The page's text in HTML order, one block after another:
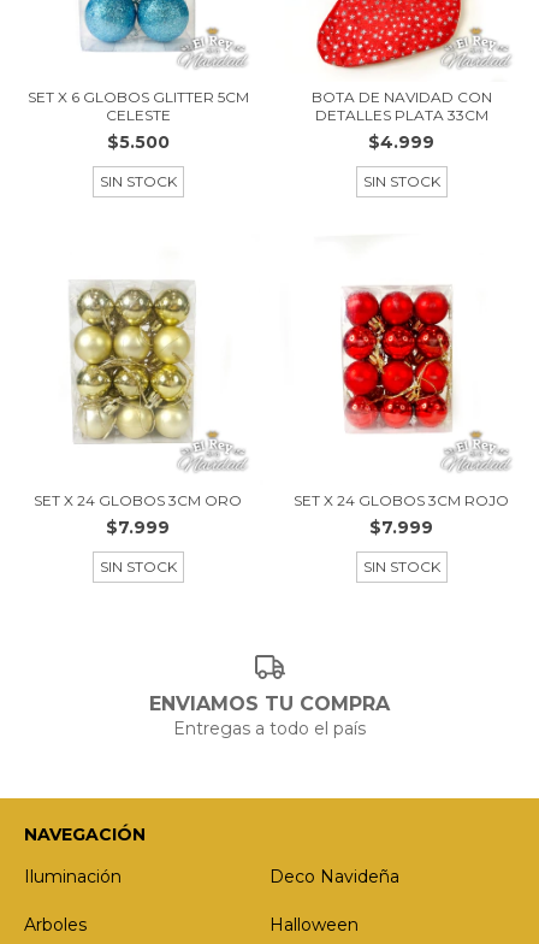
SET X 6 GLOBOS GLITTER 5CM
CELESTE
$5.500
SIN STOCK
BOTA DE NAVIDAD CON
DETALLES PLATA 33CM
$4.999
SIN STOCK
SET X 24 GLOBOS 3CM ORO
$7.999
SIN STOCK
SET X 24 GLOBOS 3CM ROJO
$7.999
SIN STOCK
ENVIAMOS TU COMPRA
Entregas a todo el país
NAVEGACIÓN
Iluminación
Deco Navideña
Arboles Halloween